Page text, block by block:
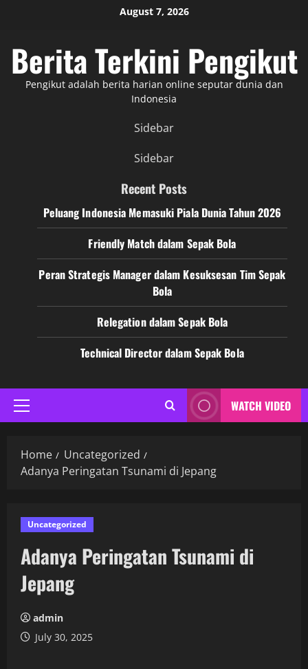
August 7, 2026
Berita Terkini Pengikut
Pengikut adalah berita harian online seputar dunia dan
Indonesia
Sidebar
Sidebar
Recent Posts
Peluang Indonesia Memasuki Piala Dunia Tahun 2026
Friendly Match dalam Sepak Bola
Peran Strategis Manager dalam Kesuksesan Tim Sepak
Bola
Relegation dalam Sepak Bola
Technical Director dalam Sepak Bola
Primary
Menu
WATCH VIDEO
Home
Uncategorized
Adanya Peringatan Tsunami di Jepang
Uncategorized
Adanya Peringatan Tsunami di
Jepang
admin
July 30, 2025